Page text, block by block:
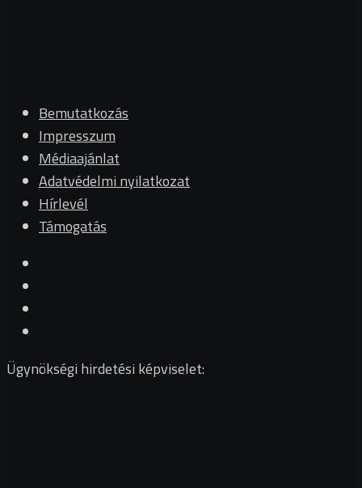
Bemutatkozás
Impresszum
Médiaajánlat
Adatvédelmi nyilatkozat
Hírlevél
Támogatás
Ügynökségi hirdetési képviselet: